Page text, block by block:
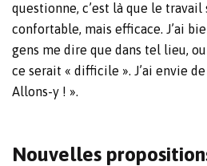
questionne, c’est là que le travail
confortable, mais efficace. J’ai
gens me dire que dans tel lieu,
ce serait « difficile ». J’ai envie
Allons-y ! ».
Nouvelles